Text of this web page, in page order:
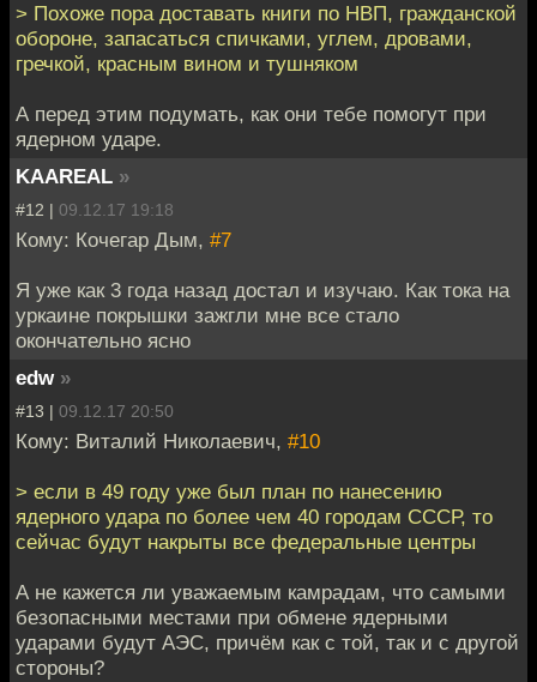
> Похоже пора доставать книги по НВП, гражданской
обороне, запасаться спичками, углем, дровами,
гречкой, красным вином и тушняком
А перед этим подумать, как они тебе помогут при
ядерном ударе.
KAAREAL »
#12 | 09.12.17 19:18
Кому: Кочегар Дым, #7
Я уже как 3 года назад достал и изучаю. Как тока на
уркаине покрышки зажгли мне все стало
окончательно ясно
edw »
#13 | 09.12.17 20:50
Кому: Виталий Николаевич, #10
> если в 49 году уже был план по нанесению
ядерного удара по более чем 40 городам СССР, то
сейчас будут накрыты все федеральные центры
А не кажется ли уважаемым камрадам, что самыми
безопасными местами при обмене ядерными
ударами будут АЭС, причём как с той, так и с другой
стороны?